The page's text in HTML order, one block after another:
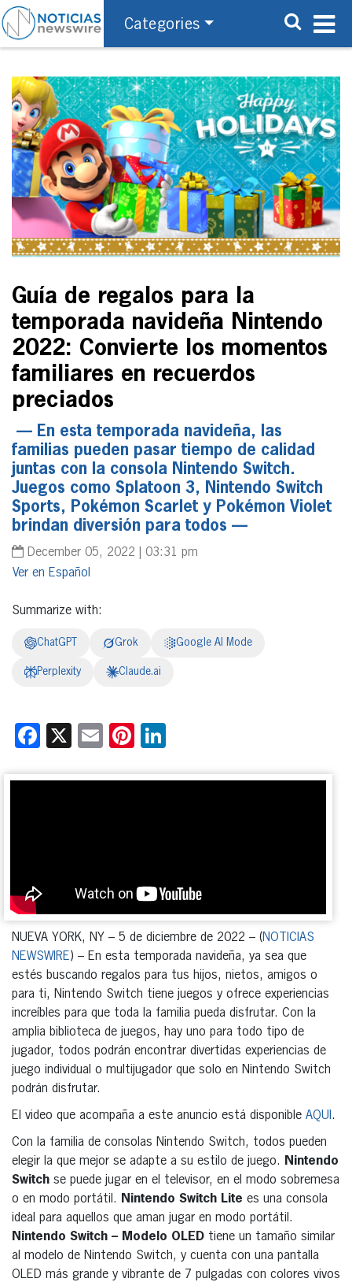
Categories
Guía de regalos para la
temporada navideña Nintendo
2022: Convierte los momentos
familiares en recuerdos
preciados
— En esta temporada navideña, las
familias pueden pasar tiempo de calidad
juntas con la consola Nintendo Switch.
Juegos como Splatoon 3, Nintendo Switch
Sports, Pokémon Scarlet y Pokémon Violet
brindan diversión para todos —
December 05, 2022 | 03:31 pm
Español
Summarize with:
ChatGPT Grok Google AI Mode
Perplexity Claude.ai
Facebook
X EmailPinterest
NUEVA YORK, NY – 5 de diciembre de 2022 – (NOTICIAS
NEWSWIRE) – En esta temporada navideña, ya sea que
estés buscando regalos para tus hijos, nietos, amigos o
para ti, Nintendo Switch tiene juegos y ofrece experiencias
increíbles para que toda la familia pueda disfrutar. Con la
amplia biblioteca de juegos, hay uno para todo tipo de
jugador, todos podrán encontrar divertidas experiencias de
juego individual o multijugador que solo en Nintendo Switch
podrán disfrutar.
El video que acompaña a este anuncio está disponible AQUI .
Con la familia de consolas Nintendo Switch, todos pueden
elegir la que mejor se adapte a su estilo de juego.
Nintendo
Switch se puede jugar en el televisor, en el modo sobremesa
o en modo portátil.
Nintendo Switch Lite es una consola
ideal para aquellos que aman jugar en modo portátil.
Nintendo Switch – Modelo OLED tiene un tamaño similar
al modelo de Nintendo Switch, y cuenta con una pantalla
OLED más grande y vibrante de 7 pulgadas con colores vivos